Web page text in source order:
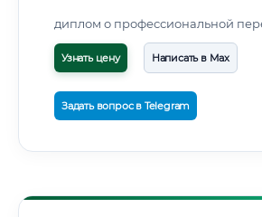
диплом о профессиональной
Узнать цену Написать в Max
Задать вопрос в Telegram